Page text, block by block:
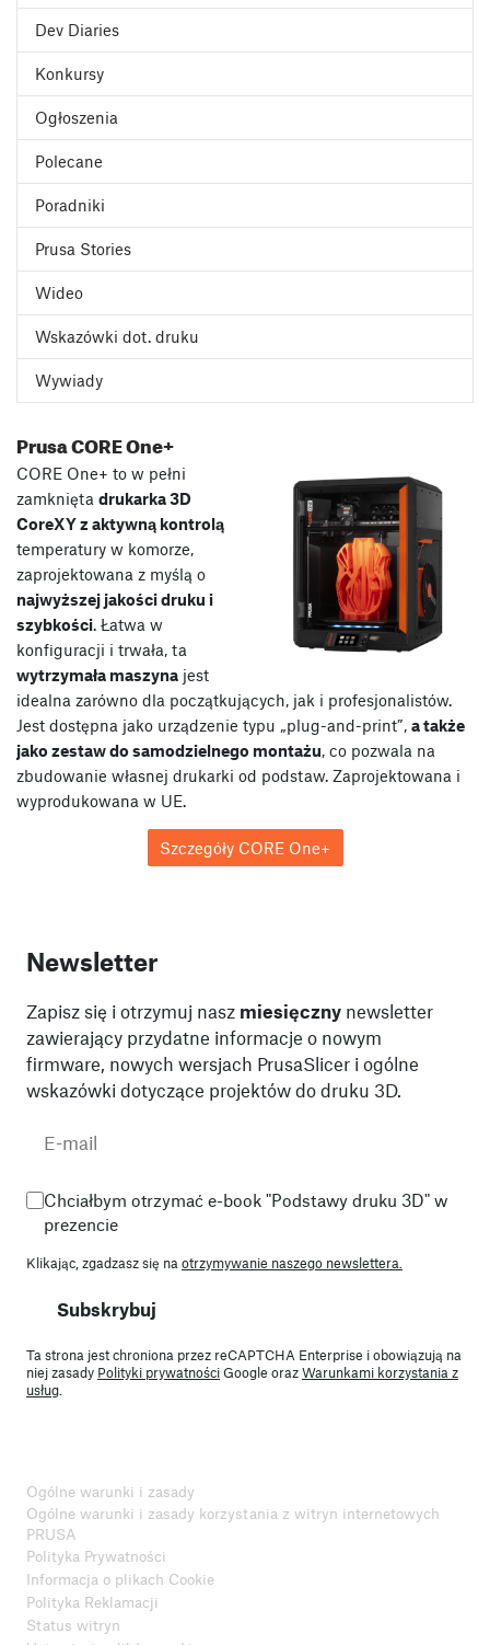
Dev Diaries
Konkursy
Ogłoszenia
Polecane
Poradniki
Prusa Stories
Wideo
Wskazówki dot. druku
Wywiady
Prusa CORE One+
CORE One+ to w pełni
zamknięta drukarka 3D
CoreXY z aktywną kontrolą
temperatury w komorze,
zaprojektowana z myślą o
najwyższej jakości druku i
szybkości. Łatwa w
konfiguracji i trwała, ta
wytrzymała maszyna jest
idealna zarówno dla początkujących, jak i profesjonalistów.
Jest dostępna jako urządzenie typu „plug-and-print”, a także
jako zestaw do samodzielnego montażu, co pozwala na
zbudowanie własnej drukarki od podstaw. Zaprojektowana i
wyprodukowana w UE.
Szczegóły CORE One+
Newsletter
Zapisz się i otrzymuj nasz miesięczny newsletter
zawierający przydatne informacje o nowym
firmware, nowych wersjach PrusaSlicer i ogólne
wskazówki dotyczące projektów do druku 3D.
Chciałbym otrzymać e-book "Podstawy druku 3D" w
prezencie
Klikając, zgadzasz się na otrzymywanie naszego newslettera.
Subskrybuj
Ta strona jest chroniona przez reCAPTCHA Enterprise i obowiązują na
niej zasady Polityki prywatnościGoogle orazWarunkami korzystania z
usług
Ogólne warunki i zasady
Ogólne warunki i zasady korzystania z witryn internetowych
PRUSA
Polityka Prywatności
Informacja o plikach Cookie
Polityka Reklamacji
Status witryn